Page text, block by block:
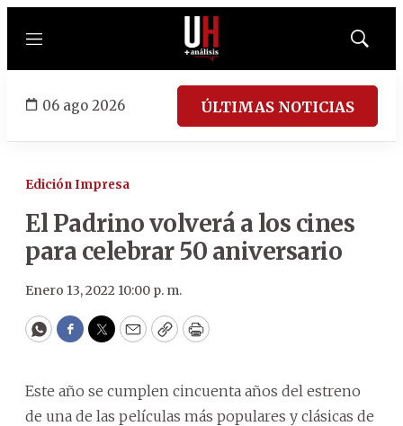
Menú
Mostrar
06 ago 2026 ÚLTIMAS NOTICIAS
Edición Impresa
El Padrino volverá a los cines
para celebrar 50 aniversario
Enero 13, 2022 10:00 p. m.
WhatsApp
Facebook
Twitter
EmailCopyPrint
Este año se cumplen cincuenta años del estreno
de una de las películas más populares y clásicas de